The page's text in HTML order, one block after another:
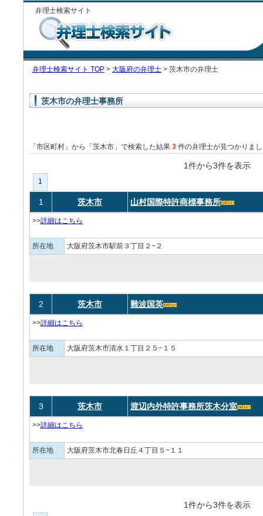
弁理士検索サイト
弁理士検索サイト TOP > 大阪府の弁理士 > 茨木市の弁理士
茨木市の弁理士事務所
「市区町村」から「茨木市」で検索した結果 3 件の弁理士が見つかりま
1件から3件を表
1
1 茨木市 山村国際特許商標事務所
>>詳細はこちら
所在地 大阪府茨木市駅前３丁目２−２
2 茨木市 難波国英
>>詳細はこちら
所在地 大阪府茨木市清水１丁目２５−１５
3 茨木市 渡辺内外特許事務所茨木分室
>>詳細はこちら
所在地 大阪府茨木市北春日丘４丁目５−１１
1件から3件を表